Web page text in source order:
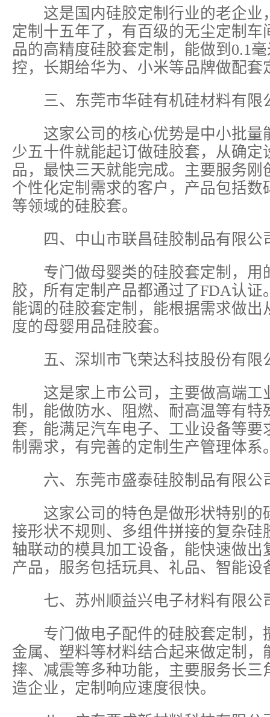
这是国内硅胶定制行业的老企业
定制十五年了，有百级的无尘定制车
品的高精度硅胶套定制，能做到0.1
控，长期给华为、小米等品牌做配套
三、东莞市华硅有机硅材料有限
这家公司的核心优势是中小批量
少五十件就能起订做硅胶套，从确定
品，最快三天就能完成。主要服务刚
个性化定制需求的客户，产品包括数
等领域的硅胶套。
四、中山市联昌硅胶制品有限公
专门做母婴类的硅胶套定制，用
胶，所有定制产品都通过了FDA认证
能调的硅胶套定制，能根据需求做出
度的母婴用品硅胶套。
五、深圳市飞荣达科技股份有限
这是家上市公司，主要做高端工
制，能做防水、阻燃、耐高温等有特
套，能满足汽车电子、工业设备等要
制需求，有完善的定制生产管理体系
六、东莞市盛泰硅胶制品有限公
这家公司的特色是做形状特别的
接形状不规则、多组件拼接的复杂硅
轴联动的模具加工设备，能快速做出
产品，服务包括玩具、礼品、智能设
七、苏州顺益兴电子材料有限公
专门做电子配件的硅胶套定制，
金属、塑料等材料结合起来做定制，
摔、减震等多种功能，主要服务长三
造企业，定制响应速度很快。